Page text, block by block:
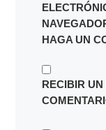
HAGA UN
RECIBIR